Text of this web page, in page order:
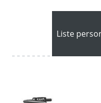
Liste